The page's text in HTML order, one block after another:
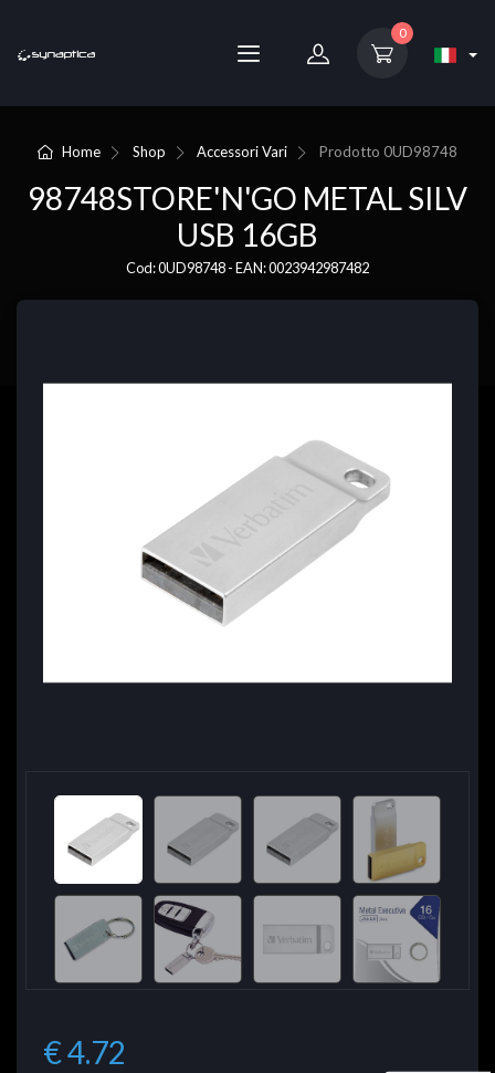
0
Home Shop Accessori Vari Prodotto 0UD98748
98748STORE'N'GO METAL SILV
USB 16GB
Cod: 0UD98748 - EAN: 0023942987482
€ 4.72